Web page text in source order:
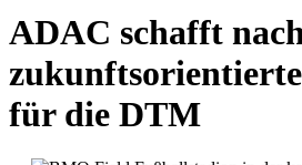
ADAC schafft
für die DTM